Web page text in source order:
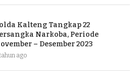
Kalteng Tangkap 22
Narkoba, Periode
– Desember 2023
ago